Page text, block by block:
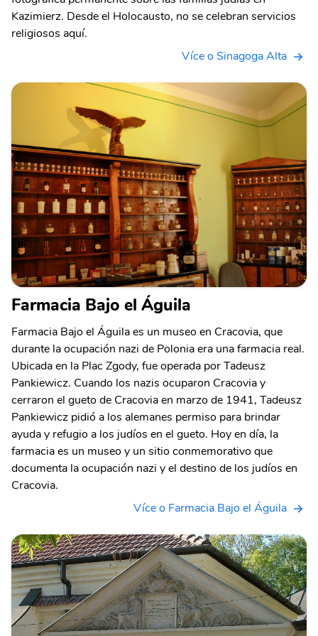
Kazimierz. Desde el Holocausto, no se celebran servicios
religiosos aquí.
Více o Sinagoga Alta
Farmacia Bajo el Águila
Farmacia Bajo el Águila es un museo en Cracovia, que
durante la ocupación nazi de Polonia era una farmacia real.
Ubicada en la Plac Zgody, fue operada por Tadeusz
Pankiewicz. Cuando los nazis ocuparon Cracovia y
cerraron el gueto de Cracovia en marzo de 1941, Tadeusz
Pankiewicz pidió a los alemanes permiso para brindar
ayuda y refugio a los judíos en el gueto. Hoy en día, la
farmacia es un museo y un sitio conmemorativo que
documenta la ocupación nazi y el destino de los judíos en
Cracovia.
Více o Farmacia Bajo el Águila